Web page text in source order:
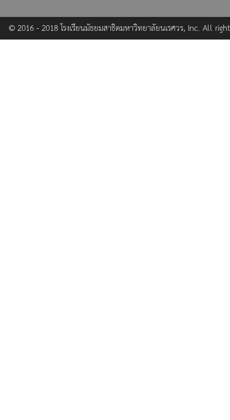
© 2016 - 2018 โรงเรียนมัธยมสาธิตมหาวิทยาลัยนเรศวร, Inc. All